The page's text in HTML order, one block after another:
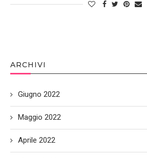
ARCHIVI
Giugno 2022
Maggio 2022
Aprile 2022